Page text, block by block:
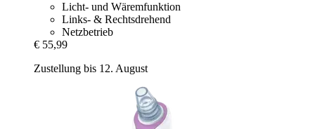
Licht- und Wäremfunktion
Links- & Rechtsdrehend
Netzbetrieb
€ 55,99
Zustellung bis 12. August